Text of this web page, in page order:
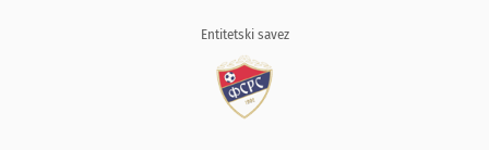
Entitetski savez